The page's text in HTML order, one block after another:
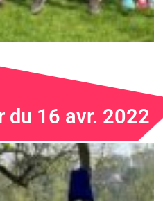
du 16 avr. 2022